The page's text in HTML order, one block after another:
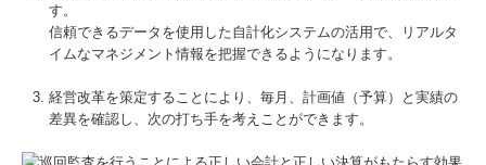
す。
信頼できるデータを使用した自計化システムの活用で、リアルタ
イムなマネジメント情報を把握できるようになります。
経営改革を策定することにより、毎月、計画値（予算）と実績の
差異を確認し、次の打ち手を考えことができます。